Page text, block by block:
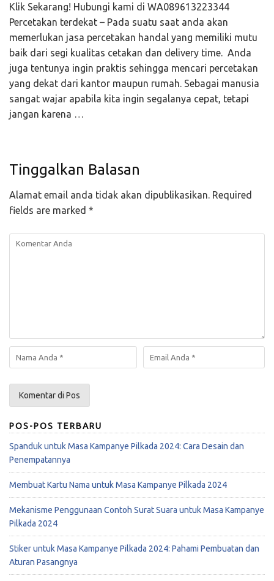
Klik Sekarang! Hubungi kami di WA089613223344
Percetakan terdekat – Pada suatu saat anda akan
memerlukan jasa percetakan handal yang memiliki mutu
baik dari segi kualitas cetakan dan delivery time. Anda
juga tentunya ingin praktis sehingga mencari percetakan
yang dekat dari kantor maupun rumah. Sebagai manusia
sangat wajar apabila kita ingin segalanya cepat, tetapi
jangan karena …
Tinggalkan Balasan
Alamat email anda tidak akan dipublikasikan. Required
fields are marked *
POS-POS TERBARU
Spanduk untuk Masa Kampanye Pilkada 2024: Cara Desain dan
Penempatannya
Membuat Kartu Nama untuk Masa Kampanye Pilkada 2024
Mekanisme Penggunaan Contoh Surat Suara untuk Masa Kampanye
Pilkada 2024
Stiker untuk Masa Kampanye Pilkada 2024: Pahami Pembuatan dan
Aturan Pasangnya